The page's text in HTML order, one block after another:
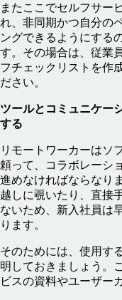
またここでセルフサー
れ、非同期かつ自分の
ングできるようにする
す。その場合は、従業
フチェックリストを作
ださい。
ツールとコミュニケー
する
リモートワーカーはソ
頼って、コラボレーシ
進めなければならなり
越しに覗いたり、直接
ないため、新入社員は
ります。
そのためには、使用す
明しておきましょう。
ビスの資料やユーザー